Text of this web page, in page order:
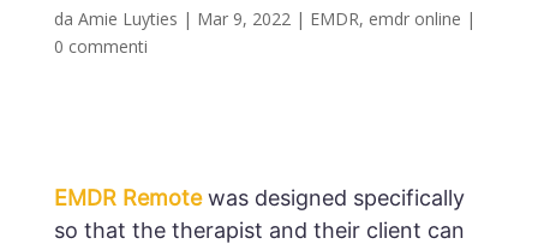
da Amie Luyties | Mar 9, 2022| EMDR, emdr online |
0 commenti
EMDR Remotewas designed specifically
so that the therapist and their client can